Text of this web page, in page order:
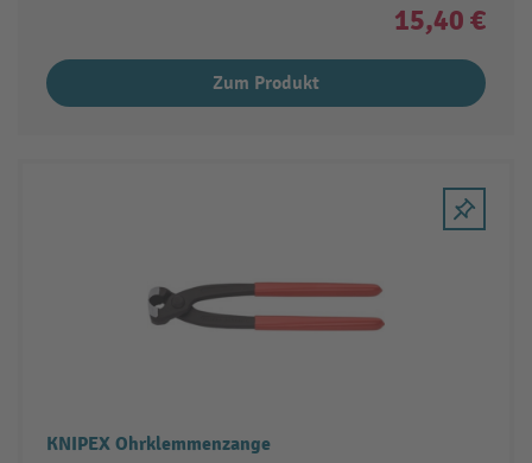
15,40 €
Zum Produkt
KNIPEX Ohrklemmenzange